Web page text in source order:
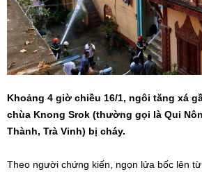
Khoảng 4 giờ chiều 16/1, ngôi tăng xá
chùa Knong Srok (thường gọi là Qui
Thành, Trà Vinh) bị cháy.
Theo người chứng kiến, ngọn lửa bốc lên